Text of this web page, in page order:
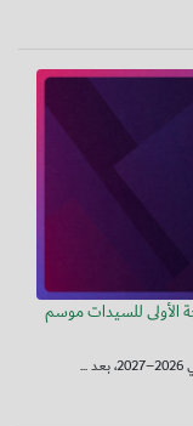
الأولى للسيدات موسم